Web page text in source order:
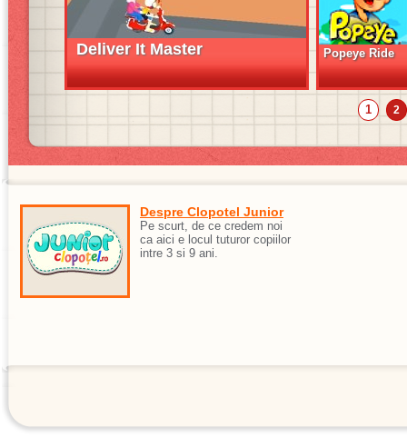
Deliver It Master Popeye Ride
1 2
Despre Clopotel Junior
Pe scurt, de ce credem noi
ca aici e locul tuturor copiilor
intre 3 si 9 ani.